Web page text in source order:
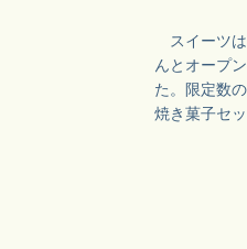
スイーツは
んとオープ
た。限定数
焼き菓子セ